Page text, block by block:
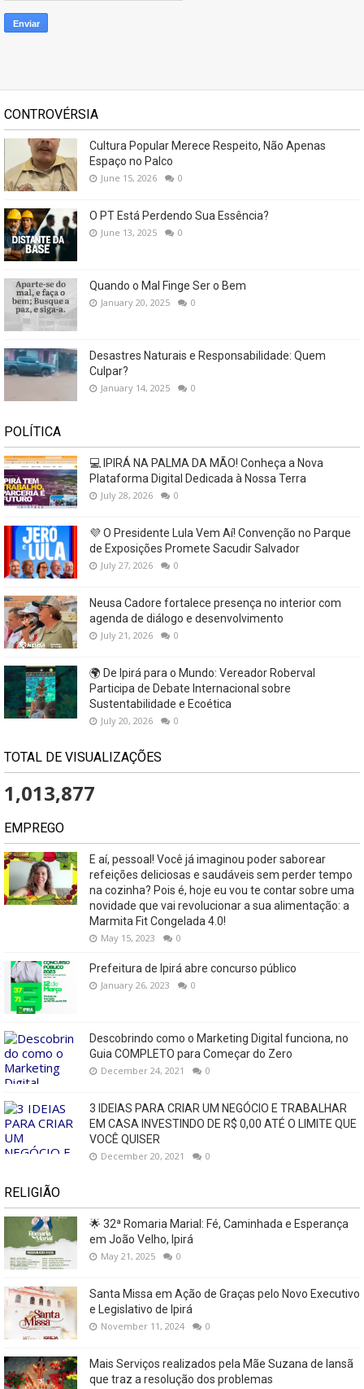
CONTROVÉRSIA
Cultura Popular Merece Respeito, Não Apenas
Espaço no Palco
June 15, 2026 0
O PT Está Perdendo Sua Essência?
June 13, 2025 0
Quando o Mal Finge Ser o Bem
January 20, 2025 0
Desastres Naturais e Responsabilidade: Quem
Culpar?
January 14, 2025 0
POLÍTICA
💻 IPIRÁ NA PALMA DA MÃO! Conheça a Nova
Plataforma Digital Dedicada à Nossa Terra
July 28, 2026 0
💜 O Presidente Lula Vem Aí! Convenção no Parque
de Exposições Promete Sacudir Salvador
July 27, 2026 0
Neusa Cadore fortalece presença no interior com
agenda de diálogo e desenvolvimento
July 21, 2026 0
🌍 De Ipirá para o Mundo: Vereador Roberval
Participa de Debate Internacional sobre
Sustentabilidade e Ecoética
July 20, 2026 0
TOTAL DE VISUALIZAÇÕES
1,013,877
EMPREGO
E aí, pessoal! Você já imaginou poder saborear
refeições deliciosas e saudáveis ​​sem perder tempo
na cozinha? Pois é, hoje eu vou te contar sobre uma
novidade que vai revolucionar a sua alimentação: a
Marmita Fit Congelada 4.0!
May 15, 2023 0
Prefeitura de Ipirá abre concurso público
January 26, 2023 0
Descobrindo como o Marketing Digital funciona, no
Guia COMPLETO para Começar do Zero
December 24, 2021 0
3 IDEIAS PARA CRIAR UM NEGÓCIO E TRABALHAR
EM CASA INVESTINDO DE R$ 0,00 ATÉ O LIMITE QUE
VOCÊ QUISER
December 20, 2021 0
RELIGIÃO
🌟 32ª Romaria Marial: Fé, Caminhada e Esperança
em João Velho, Ipirá
May 21, 2025 0
Santa Missa em Ação de Graças pelo Novo Executivo
e Legislativo de Ipirá
November 11, 2024 0
Mais Serviços realizados pela Mãe Suzana de Iansã
que traz a resolução dos problemas